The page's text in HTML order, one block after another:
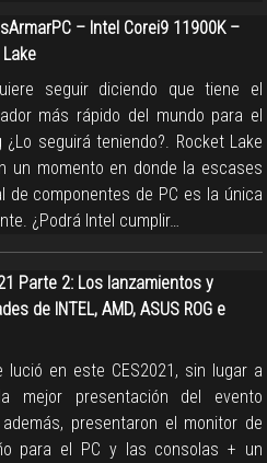
– Intel Corei9 11900K –
seguir diciendo que tiene el
más rápido del mundo para el
¿Lo seguirá teniendo?. Rocket Lake
un momento en donde la escases
de componentes de PC es la única
¿Podrá Intel cumplir…
Parte 2: Los lanzamientos y
de INTEL, AMD, ASUS ROG e
lució en este CES2021, sin lugar a
mejor presentación del evento
presentaron el monitor de
para el PC y las consolas + un